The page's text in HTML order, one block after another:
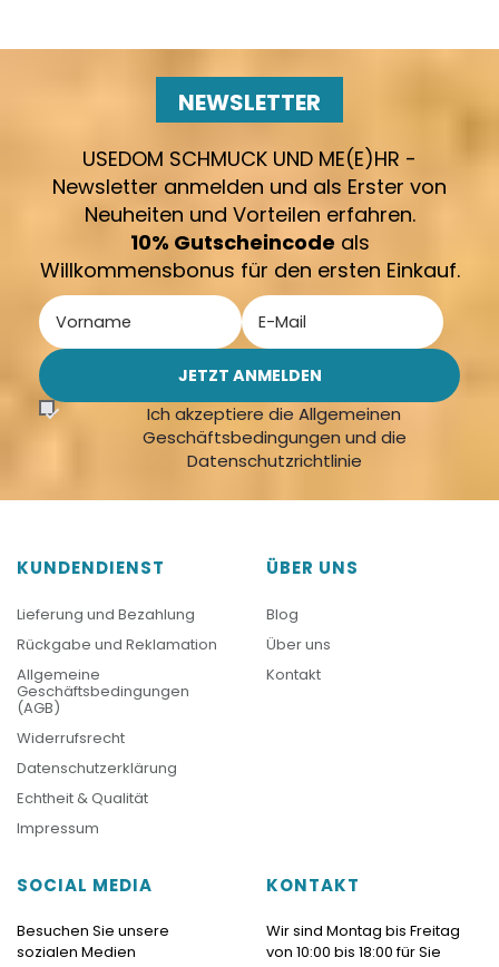
NEWSLETTER
USEDOM SCHMUCK UND ME(E)HR -
Newsletter anmelden und als Erster von
Neuheiten und Vorteilen erfahren.
10% Gutscheincode als
Willkommensbonus für den ersten Einkauf.
Ich akzeptiere die Allgemeinen
Geschäftsbedingungen und die
Datenschutzrichtlinie
KUNDENDIENST
Lieferung und Bezahlung
Rückgabe und Reklamation
Allgemeine
Geschäftsbedingungen
(AGB)
Widerrufsrecht
Datenschutzerklärung
Echtheit & Qualität
Impressum
ÜBER UNS
Blog
Über uns
Kontakt
SOCIAL MEDIA
Besuchen Sie unsere
sozialen Medien
KONTAKT
Wir sind Montag bis Freitag
von 10:00 bis 18:00 für Sie